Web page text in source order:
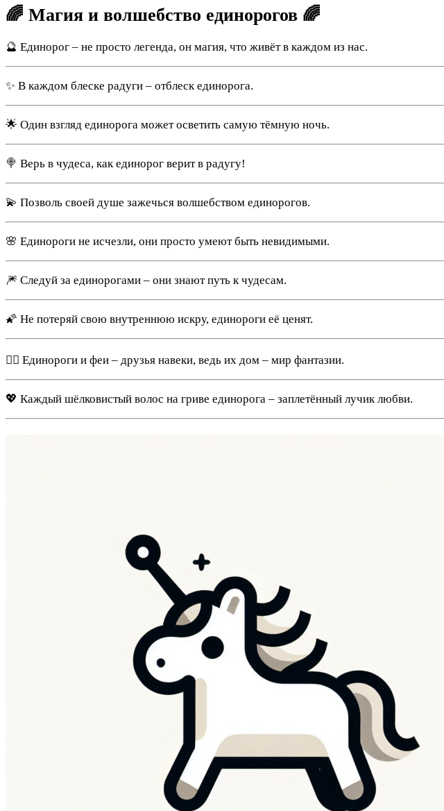
🌈 Магия и волшебство единорогов 🌈
🔮 Единорог – не просто легенда, он магия, что живёт в каждом из нас.
✨ В каждом блеске радуги – отблеск единорога.
🌟 Один взгляд единорога может осветить самую тёмную ночь.
🍭 Верь в чудеса, как единорог верит в радугу!
💫 Позволь своей душе зажечься волшебством единорогов.
🌸 Единороги не исчезли, они просто умеют быть невидимыми.
🎆 Следуй за единорогами – они знают путь к чудесам.
🌠 Не потеряй свою внутреннюю искру, единороги её ценят.
🧚‍♂️ Единороги и феи – друзья навеки, ведь их дом – мир фантазии.
💖 Каждый шёлковистый волос на гриве единорога – заплетённый лучик любви.